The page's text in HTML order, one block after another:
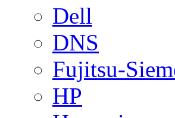
Dell
DNS
Fujitsu-
HP